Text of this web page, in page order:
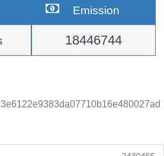
Emission
18446744